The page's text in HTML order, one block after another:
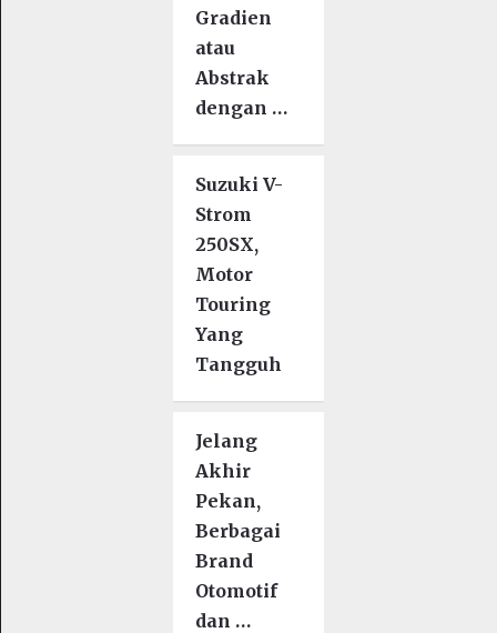
Gradien
atau
Abstrak
dengan …
Suzuki V-
Strom
250SX,
Motor
Touring
Yang
Tangguh
Jelang
Akhir
Pekan,
Berbagai
Brand
Otomotif
dan …